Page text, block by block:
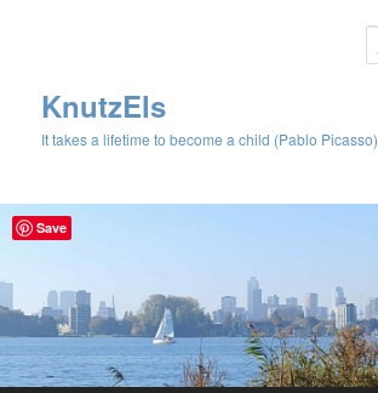
KnutzEls
It takes a lifetime to become a child (Pablo Picasso)
Save